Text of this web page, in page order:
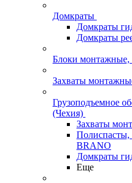
Домкраты
Домкраты
Домкраты
Блоки монтажные,
Захваты
Грузоподъемное
(Чехия)
Захваты
Полиспасты,
BRANO
Домкраты
Еще